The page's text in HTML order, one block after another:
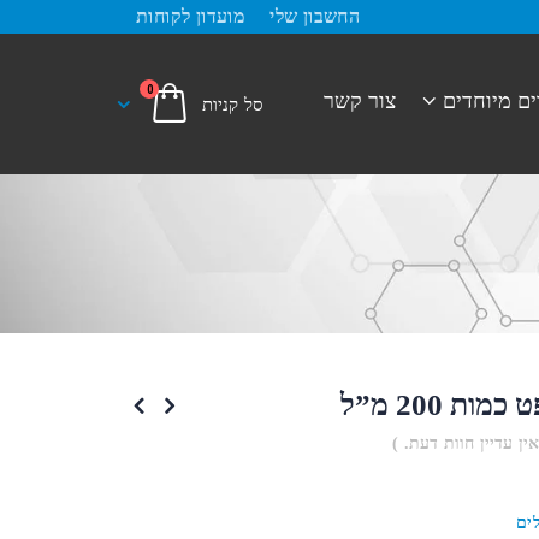
החשבון שלי מועדון לקוחות
מיוחדים צור קשר 0
200 מ”ל
עדיין חוות דעת. )